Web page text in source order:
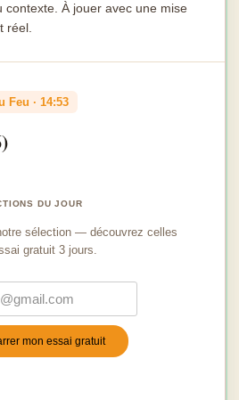
contexte. À jouer avec une mise
réel.
Feu · 14:53
DU JOUR
sélection — découvrez celles
gratuit 3 jours.
mon essai gratuit